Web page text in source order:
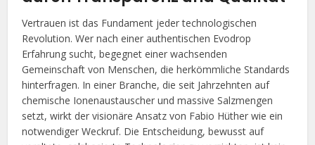
Vertrauen ist das Fundament jeder technologischen
Revolution. Wer nach einer authentischen Evodrop
Erfahrung sucht, begegnet einer wachsenden
Gemeinschaft von Menschen, die herkömmliche Standards
hinterfragen. In einer Branche, die seit Jahrzehnten auf
chemische Ionenaustauscher und massive Salzmengen
setzt, wirkt der visionäre Ansatz von Fabio Hüther wie ein
notwendiger Weckruf. Die Entscheidung, bewusst auf